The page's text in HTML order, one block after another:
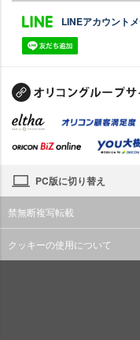
LINEアカウント
PC版に切り替え
禁無断複写転載
クッキーの使用について